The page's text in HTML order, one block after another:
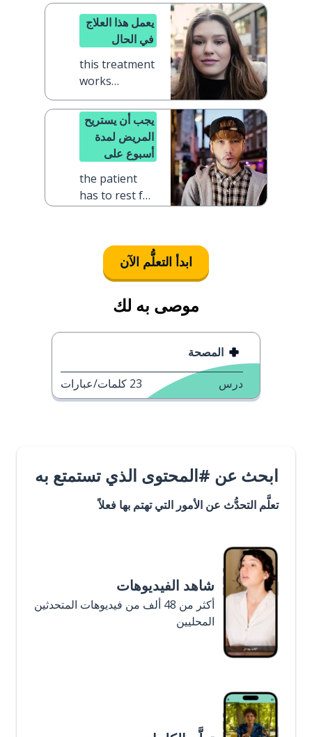
يعمل هذا العلاج
في الحال
this treatment
works
immediately
يجب أن يستريح
المريض لمدة
أسبوع على
the patient
has to rest for
ابدأ التعلُّم الآن
موصى به لك
المصحة
درس 23 كلمات/عبارات
ابحث عن #المحتوى الذي تستمتع به
تعلَّم التحدُّث عن الأمور التي تهتم بها فعلاً
شاهد الفيديوهات
أكثر من 48 ألف من فيديوهات المتحدثين
المحليين